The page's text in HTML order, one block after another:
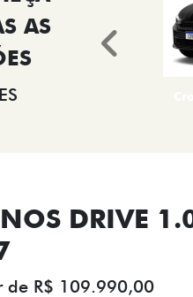
DRIVE
de R$ 109.990,00